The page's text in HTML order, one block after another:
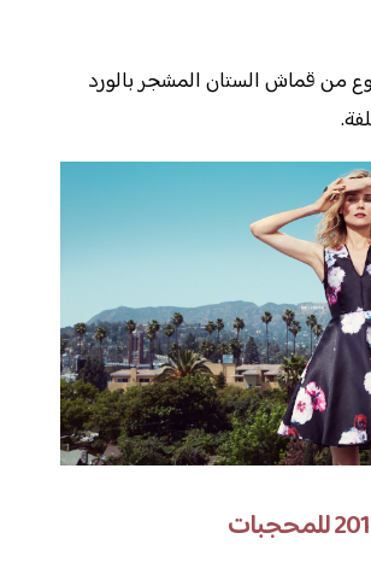
من قماش الستان المشجر بالورد